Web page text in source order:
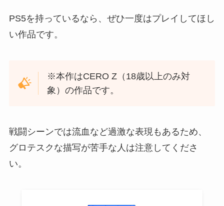
PS5を持っているなら、ぜひ一度はプレイしてほし
い作品です。
※本作はCERO Z（18歳以上のみ対
象）の作品です。
戦闘シーンでは流血など過激な表現もあるため、
グロテスクな描写が苦手な人は注意してくださ
い。